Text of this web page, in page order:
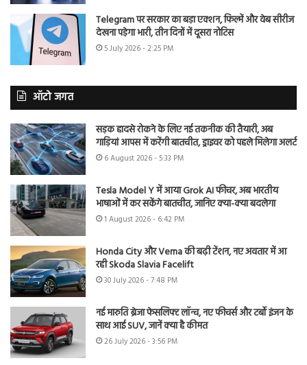
Telegram पर सरकार का बड़ा एक्शन, फिल्में और वेब सीरीज
देखना पड़ेगा भारी, तीन दिनों में दूसरा नोटिस
5 July 2026 - 2:25 PM
ऑटो जगत
सड़क हादसे रोकने के लिए नई तकनीक की तैयारी, अब
गाड़ियां आपस में करेंगी बातचीत, ड्राइवर को पहले मिलेगा अलर्ट
6 August 2026 - 5:33 PM
Tesla Model Y में आया Grok AI फीचर, अब भारतीय
भाषाओं में कर सकेंगे बातचीत, जानिए क्या-क्या बदलेगा
1 August 2026 - 6:42 PM
Honda City और Verna की बढ़ी टेंशन, नए अवतार में आ
रही Skoda Slavia Facelift
30 July 2026 - 7:48 PM
नई मारुति ब्रेजा फेसलिफ्ट लॉन्च, नए फीचर्स और टर्बो इंजन के
साथ आई SUV, जानें क्या है कीमत
26 July 2026 - 3:56 PM